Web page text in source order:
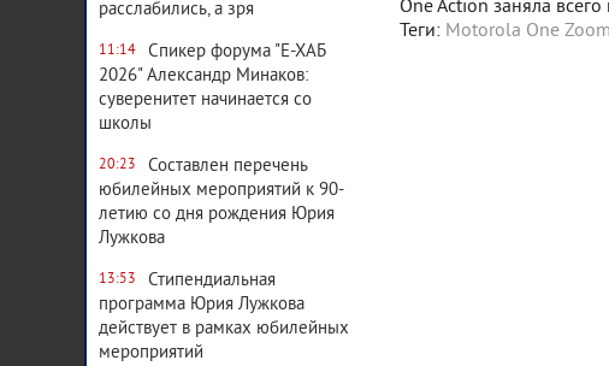
расслабились, а зря
11:14
Спикер форума "Е-ХАБ
2026" Александр Минаков:
суверенитет начинается со
школы
20:23
Составлен перечень
юбилейных мероприятий к 90-
летию со дня рождения Юрия
Лужкова
13:53
Стипендиальная
программа Юрия Лужкова
действует в рамках юбилейных
мероприятий
One Action заняла
Теги: Motorola One